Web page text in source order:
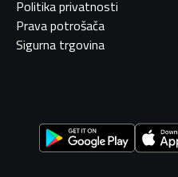
Politika privatnosti
Prava potrošača
Sigurna trgovina